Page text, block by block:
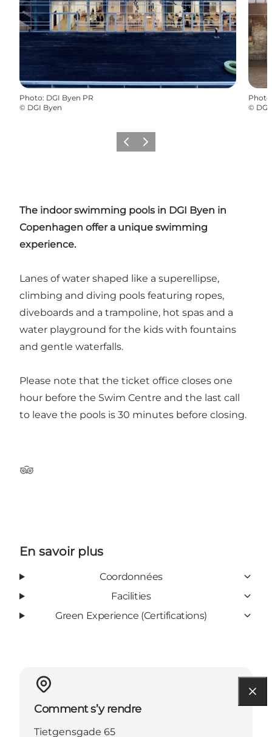
Photo: DGI Byen PR
© DGI Byen
Photo
©
PrécédentSuivant
The indoor swimming pools in DGI Byen in
Copenhagen offer a unique swimming
experience.
Lanes of water shaped like a superellipse,
climbing and diving pools featuring ropes,
diveboards and a trampoline, hot spas and a
water playground for the kids with fountains
and gentle waterfalls.
Please note that the ticket office closes one
hour before the Swim Centre and the last call
to leave the pools is 30 minutes before closing.
Tripadvisor
En savoir plus
Coordonnées
Facilities
Green Experience (Certifications)
Comment s’y rendre
Tietgensgade 65